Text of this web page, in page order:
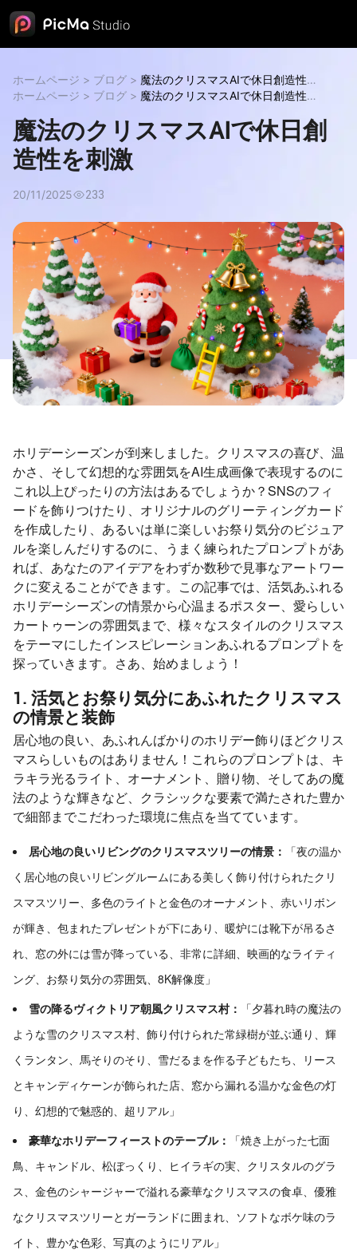
ホームページ > ブログ > 魔法のクリスマスAIで休日創造性を
刺激 魔法のクリスマスAIで休日創造性を刺激
ホームページ > ブログ > 魔法のクリスマスAIで休日創造性を
魔法のクリスマスAIで休日創
造性を刺激
20/11/2025 233
ホリデーシーズンが到来しました。クリスマスの喜び、温
かさ、そして幻想的な雰囲気をAI生成画像で表現するのに
これ以上ぴったりの方法はあるでしょうか？SNSのフィ
ードを飾りつけたり、オリジナルのグリーティングカード
を作成したり、あるいは単に楽しいお祭り気分のビジュア
ルを楽しんだりするのに、うまく練られたプロンプトがあ
れば、あなたのアイデアをわずか数秒で見事なアートワー
クに変えることができます。この記事では、活気あふれる
ホリデーシーズンの情景から心温まるポスター、愛らしい
カートゥーンの雰囲気まで、様々なスタイルのクリスマス
をテーマにしたインスピレーションあふれるプロンプトを
探っていきます。さあ、始めましょう！
1. 活気とお祭り気分にあふれたクリスマス
の情景と装飾
居心地の良い、あふれんばかりのホリデー飾りほどクリス
マスらしいものはありません！これらのプロンプトは、キ
ラキラ光るライト、オーナメント、贈り物、そしてあの魔
法のような輝きなど、クラシックな要素で満たされた豊か
で細部までこだわった環境に焦点を当てています。
居心地の良いリビングのクリスマスツリーの情景：
「夜の温か
く居心地の良いリビングルームにある美しく飾り付けられたクリ
スマスツリー、多色のライトと金色のオーナメント、赤いリボン
が輝き、包まれたプレゼントが下にあり、暖炉には靴下が吊るさ
れ、窓の外には雪が降っている、非常に詳細、映画的なライティ
ング、お祭り気分の雰囲気、8K解像度」
雪の降るヴィクトリア朝風クリスマス村：
「夕暮れ時の魔法の
ような雪のクリスマス村、飾り付けられた常緑樹が並ぶ通り、輝
くランタン、馬そりのそり、雪だるまを作る子どもたち、リース
とキャンディケーンが飾られた店、窓から漏れる温かな金色の灯
り、幻想的で魅惑的、超リアル」
豪華なホリデーフィーストのテーブル：
「焼き上がった七面
鳥、キャンドル、松ぼっくり、ヒイラギの実、クリスタルのグラ
ス、金色のシャージャーで溢れる豪華なクリスマスの食卓、優雅
なクリスマスツリーとガーランドに囲まれ、ソフトなボケ味のラ
イト、豊かな色彩、写真のようにリアル」